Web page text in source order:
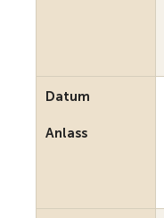
Datum
Anlass